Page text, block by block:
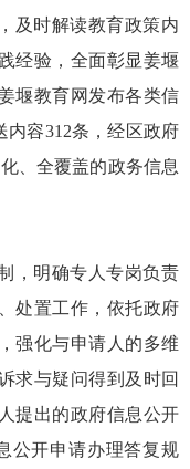
及时解读教育政策内
经验，全面彰显姜堰
堰教育网发布各类信
内容312条，经区政府
、全覆盖的政务信息
，明确专人专岗负责
处置工作，依托政府
强化与申请人的多维
求与疑问得到及时回
提出的政府信息公开
公开申请办理答复规